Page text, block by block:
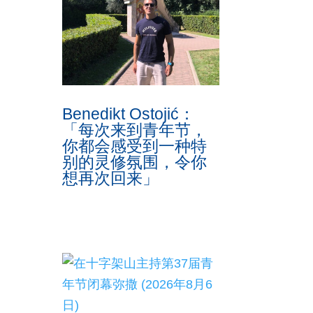
Benedikt Ostojić：
「每次来到青年节，
你都会感受到一种特
别的灵修氛围，令你
想再次回来」